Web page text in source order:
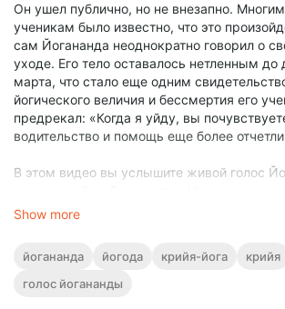
Он ушел публично, но не внезапно.
ученикам было известно, что это
сам Йогананда неоднократно говорил о
уходе. Его тело оставалось нетленным
марта, что стало еще одним
йогического величия и бессмертия его
предрекал: «Когда я уйду, вы
водительство и помощь еще более
В этом видео вы услышите живой голос
актуальными и сегодня. В видео фото
Эта книга («Автобиография йога») изменит
миллионов людей. Она станет моим
Show more
йогананда йогода крийя-йога
крийя
голос йогананды